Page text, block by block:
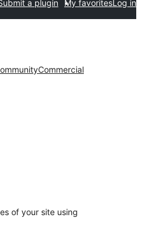
a plugin My favoritesLog in
Commercial
of your site using